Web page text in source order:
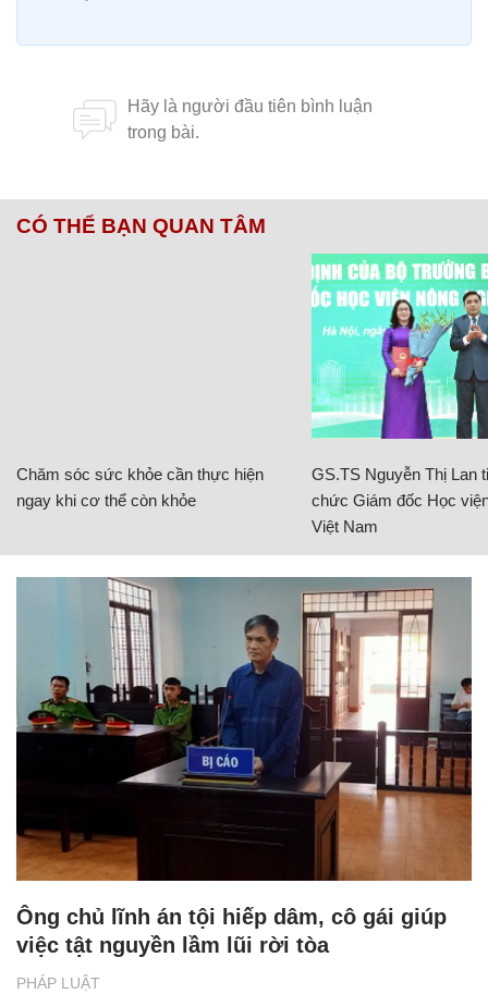
CÓ THỂ BẠN QUAN TÂM
Chăm sóc sức khỏe cần thực hiện
ngay khi cơ thể còn khỏe
GS.TS Nguyễn Thị Lan
chức Giám đốc Học
Việt Nam
PHÁP LUẬT
Ông chủ lĩnh án tội hiếp dâm, cô gái giúp
việc tật nguyền lầm lũi rời tòa